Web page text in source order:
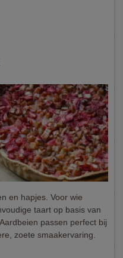
en hapjes. Voor wie
taart op basis van
passen perfect bij
zoete smaakervaring.